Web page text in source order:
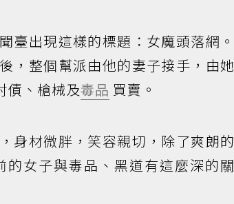
臺出現這樣的標題：女魔頭落網。
，整個幫派由他的妻子接手，由她
債、槍械及毒品 買賣。
身材微胖，笑容親切，除了爽朗的
女子與毒品、黑道有這麼深的關